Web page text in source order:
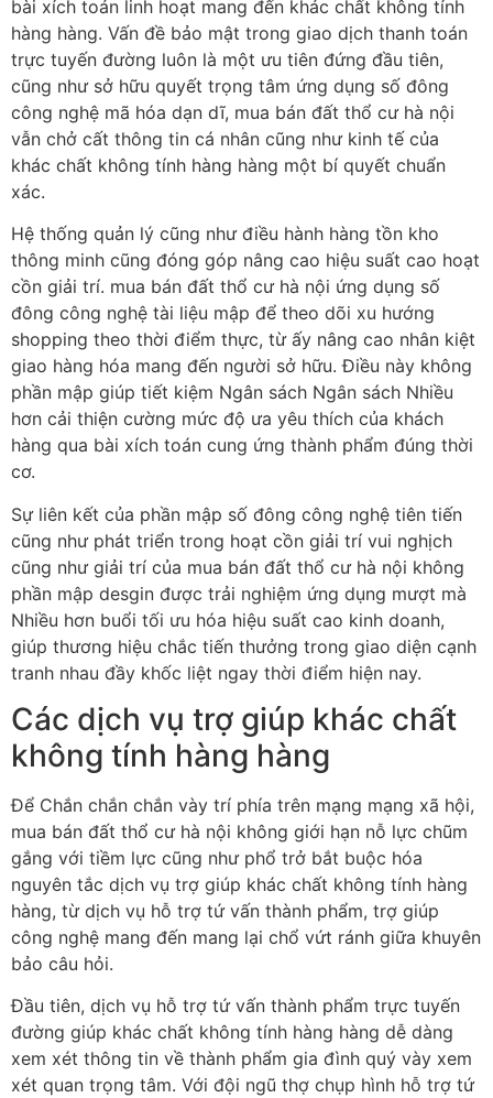
bài xích toán linh hoạt mang đến khác chất không tính
hàng hàng. Vấn đề bảo mật trong giao dịch thanh toán
trực tuyến đường luôn là một ưu tiên đứng đầu tiên,
cũng như sở hữu quyết trọng tâm ứng dụng số đông
công nghệ mã hóa dạn dĩ, mua bán đất thổ cư hà nội
vẫn chở cất thông tin cá nhân cũng như kinh tế của
khác chất không tính hàng hàng một bí quyết chuẩn
xác.
Hệ thống quản lý cũng như điều hành hàng tồn kho
thông minh cũng đóng góp nâng cao hiệu suất cao hoạt
cồn giải trí. mua bán đất thổ cư hà nội ứng dụng số
đông công nghệ tài liệu mập để theo dõi xu hướng
shopping theo thời điểm thực, từ ấy nâng cao nhân kiệt
giao hàng hóa mang đến người sở hữu. Điều này không
phần mập giúp tiết kiệm Ngân sách Ngân sách Nhiều
hơn cải thiện cường mức độ ưa yêu thích của khách
hàng qua bài xích toán cung ứng thành phẩm đúng thời
cơ.
Sự liên kết của phần mập số đông công nghệ tiên tiến
cũng như phát triển trong hoạt cồn giải trí vui nghịch
cũng như giải trí của mua bán đất thổ cư hà nội không
phần mập desgin được trải nghiệm ứng dụng mượt mà
Nhiều hơn buổi tối ưu hóa hiệu suất cao kinh doanh,
giúp thương hiệu chắc tiến thưởng trong giao diện cạnh
tranh nhau đầy khốc liệt ngay thời điểm hiện nay.
Các dịch vụ trợ giúp khác chất
không tính hàng hàng
Để Chắn chắn chắn vày trí phía trên mạng mạng xã hội,
mua bán đất thổ cư hà nội không giới hạn nỗ lực chũm
gắng với tiềm lực cũng như phổ trở bắt buộc hóa
nguyên tắc dịch vụ trợ giúp khác chất không tính hàng
hàng, từ dịch vụ hỗ trợ tứ vấn thành phẩm, trợ giúp
công nghệ mang đến mang lại chổ vứt ránh giữa khuyên
bảo câu hỏi.
Đầu tiên, dịch vụ hỗ trợ tứ vấn thành phẩm trực tuyến
đường giúp khác chất không tính hàng hàng dễ dàng
xem xét thông tin về thành phẩm gia đình quý vày xem
xét quan trọng tâm. Với đội ngũ thợ chụp hình hỗ trợ tứ